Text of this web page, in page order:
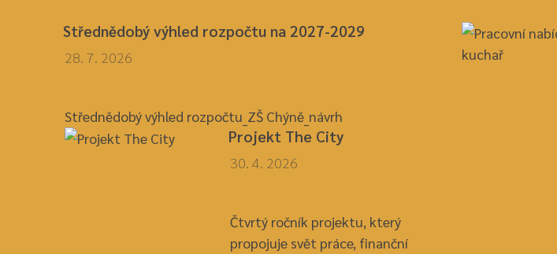
Střednědobý výhled rozpočtu na 2027-2029
28. 7. 2026
Střednědobý výhled rozpočtu_ZŠ Chýně_návrh
Projekt The City
30. 4. 2026
Čtvrtý ročník projektu, který
propojuje svět práce, finanční